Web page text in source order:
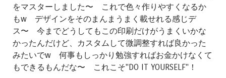
をマスターしました〜 これで色々作りやすくなるか
もw デザインをそのまんまうまく載せれる感じデ
ス〜 今までどうしてもこの印刷だけがうまくいかな
かったんだけど、カスタムして微調整すれば良かった
みたいでw 何事もしっかり勉強すればお金かけなくて
もできるもんだな〜 これこそ"DO IT YOURSELF"！